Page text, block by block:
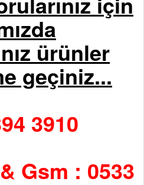
ürünler
geçiniz...
3910
Gsm : 0533